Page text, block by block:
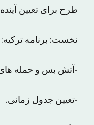
طرح برای تعیین
نخست: برنامه ترکیه:
-آتش بس و حمله
-تعیین جدول زمانی.